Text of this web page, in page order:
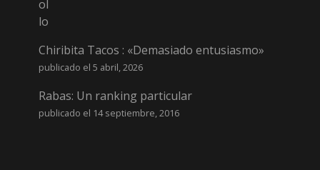
Chiribita Tacos : «Demasiado entusiasmo»
publicado el 5 abril, 2026
Rabas: Un ranking particular
publicado el 14 septiembre, 2016